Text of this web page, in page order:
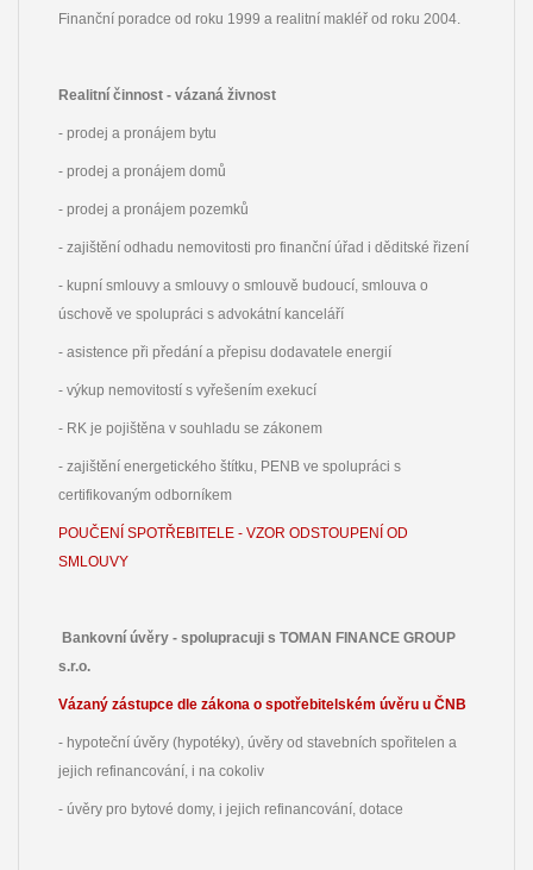
Finanční poradce od roku 1999 a realitní makléř od roku 2004.
Realitní činnost - vázaná živnost
- prodej a pronájem bytu
- prodej a pronájem domů
- prodej a pronájem pozemků
- zajištění odhadu nemovitosti pro finanční úřad i děditské řizení
- kupní smlouvy a smlouvy o smlouvě budoucí, smlouva o
úschově ve spolupráci s advokátní kanceláří
- asistence při předání a přepisu dodavatele energií
- výkup nemovitostí s vyřešením exekucí
- RK je pojištěna v souhladu se zákonem
- zajištění energetického štítku, PENB ve spolupráci s
certifikovaným odborníkem
POUČENÍ SPOTŘEBITELE - VZOR ODSTOUPENÍ OD
SMLOUVY
Bankovní úvěry - spolupracuji s TOMAN FINANCE GROUP
s.r.o.
Vázaný zástupce dle zákona o spotřebitelském úvěru u ČNB
- hypoteční úvěry (hypotéky), úvěry od stavebních spořitelen a
jejich refinancování, i na cokoliv
- úvěry pro bytové domy, i jejich refinancování, dotace